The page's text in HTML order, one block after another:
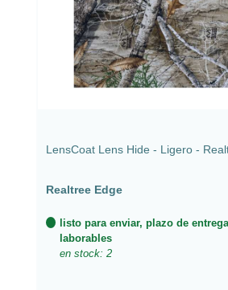
LensCoat Lens Hide - Ligero -
Realtree Edge
listo para enviar, plazo de
laborables
en stock: 2